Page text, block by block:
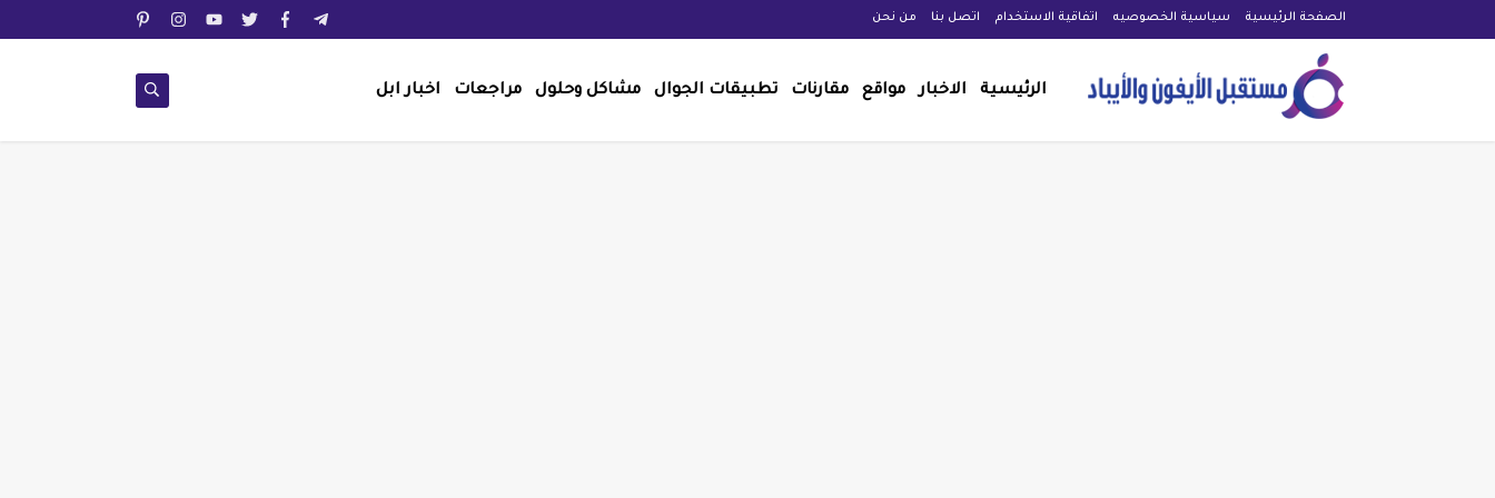
الصفحة الرئيسية سياسية الخصوصيه اتفاقية الاستخدام اتصل بنا من نحن
الرئيسية الاخبار مواقع مقارنات تطبيقات الجوال مشاكل وحلول مراجعات اخبار ابل